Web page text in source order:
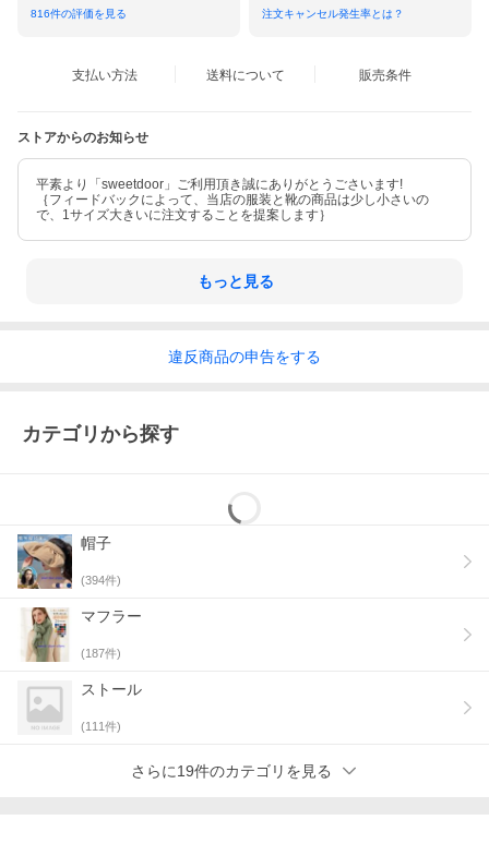
816件の評価を見る 注文キャンセル発生率とは？
支払い方法 送料について 販売条件
ストアからのお知らせ
平素より「sweetdoor」ご利用頂き誠にありがとうごさいます!
｛フィードバックによって、当店の服装と靴の商品は少し小さいの
で、1サイズ大きいに注文することを提案します｝
もっと見る
違反商品の申告をする
カテゴリから探す
帽子
(394件)
マフラー
(187件)
ストール
(111件)
さらに19件のカテゴリを見る